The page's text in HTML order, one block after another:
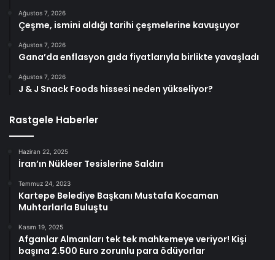
Ağustos 7, 2026
Çeşme, ismini aldığı tarihi çeşmelerine kavuşuyor
Ağustos 7, 2026
Gana’da enflasyon gıda fiyatlarıyla birlikte yavaşladı
Ağustos 7, 2026
J & J Snack Foods hissesi neden yükseliyor?
Rastgele Haberler
Haziran 22, 2025
İran’ın Nükleer Tesislerine Saldırı
Temmuz 24, 2023
Kartepe Belediye Başkanı Mustafa Kocaman
Muhtarlarla Buluştu
Kasım 19, 2025
Afganlar Almanları tek tek mahkemeye veriyor! Kişi
başına 2.500 Euro zorunlu para ödüyorlar